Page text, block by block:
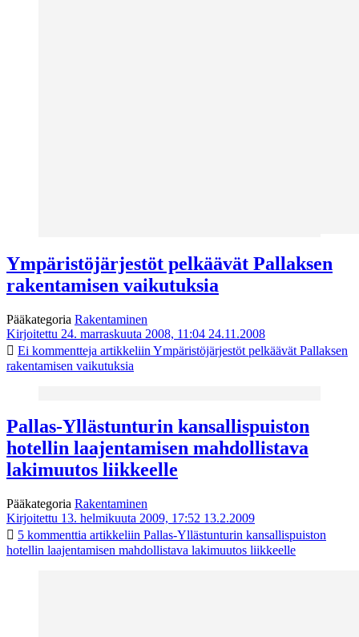
Ympäristöjärjestöt pelkäävät Pallaksen
rakentamisen vaikutuksia
Pääkategoria Rakentaminen
Kirjoitettu 24. marraskuuta 2008, 11:04 24.11.2008
Ei kommentteja artikkeliin Ympäristöjärjestöt pelkäävät Pallaksen
rakentamisen vaikutuksia
Pallas-Yllästunturin kansallispuiston
hotellin laajentamisen mahdollistava
lakimuutos liikkeelle
Pääkategoria Rakentaminen
Kirjoitettu 13. helmikuuta 2009, 17:52 13.2.2009
5 kommenttia artikkeliin Pallas-Yllästunturin kansallispuiston
hotellin laajentamisen mahdollistava lakimuutos liikkeelle